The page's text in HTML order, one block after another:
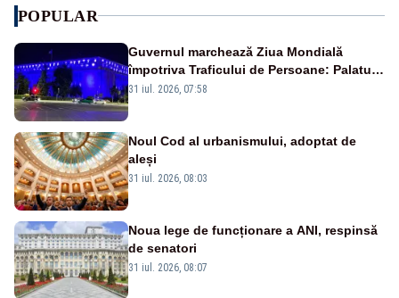
POPULAR
Guvernul marchează Ziua Mondială
împotriva Traficului de Persoane: Palatul
Victoria, iluminat în albastru
31 iul. 2026, 07:58
Noul Cod al urbanismului, adoptat de
aleși
31 iul. 2026, 08:03
Noua lege de funcționare a ANI, respinsă
de senatori
31 iul. 2026, 08:07